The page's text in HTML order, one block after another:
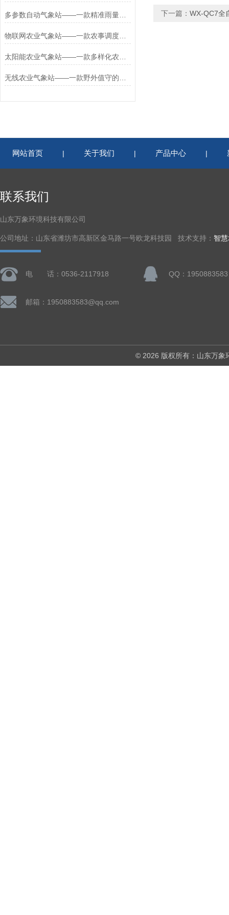
多参数自动气象站——一款精准雨量监测的小型农业气象站2026+派+送
物联网农业气象站——一款农事调度的设施化农业气象站2026+派+送
下一篇： WX-QC7全
网站首页 | 关于我们 | 产品中心 |
联系我们
山东万象环境科技有限公司
公司地址：山东省潍坊市高新区金马路一号欧龙科技园 技术支持： 智
电 话：0536-2117918 QQ：1950883583
邮箱：1950883583@qq.com
© 2026 版权所有：山东万